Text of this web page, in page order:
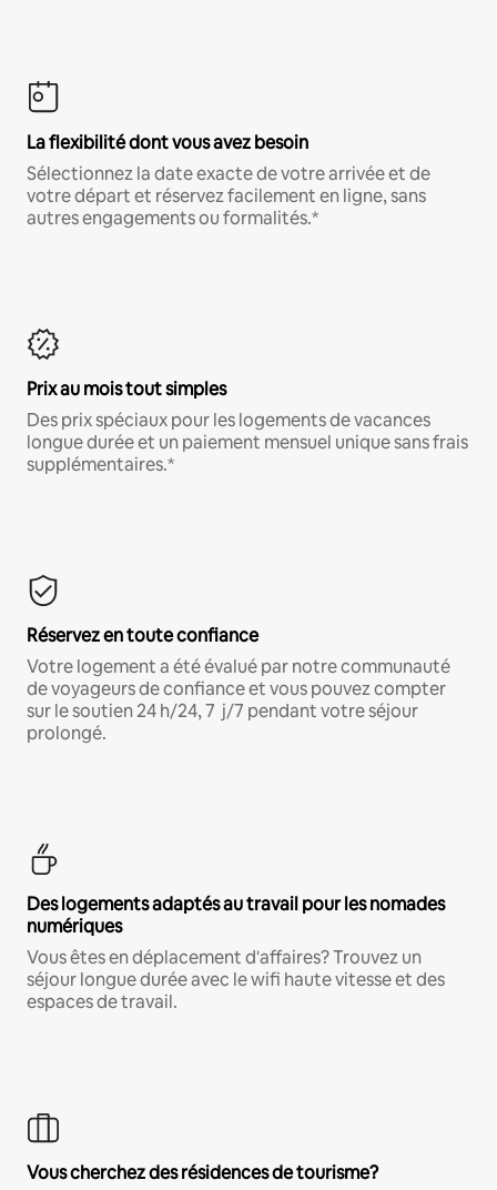
La flexibilité dont vous avez besoin
Sélectionnez la date exacte de votre arrivée et de
votre départ et réservez facilement en ligne, sans
autres engagements ou formalités.*
Prix au mois tout simples
Des prix spéciaux pour les logements de vacances
longue durée et un paiement mensuel unique sans frais
supplémentaires.*
Réservez en toute confiance
Votre logement a été évalué par notre communauté
de voyageurs de confiance et vous pouvez compter
sur le soutien 24 h/24, 7 j/7 pendant votre séjour
prolongé.
Des logements adaptés au travail pour les nomades
numériques
Vous êtes en déplacement d'affaires? Trouvez un
séjour longue durée avec le wifi haute vitesse et des
espaces de travail.
Vous cherchez des résidences de tourisme?